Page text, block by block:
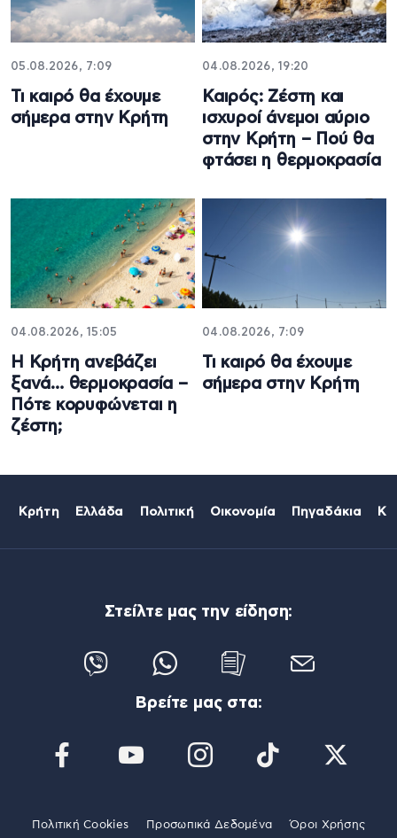
05.08.2026, 7:09
Τι καιρό θα έχουμε
σήμερα στην Κρήτη
04.08.2026, 19:20
Καιρός: Ζέστη και
ισχυροί άνεμοι αύριο
στην Κρήτη – Πού θα
φτάσει η θερμοκρασία
04.08.2026, 15:05
Η Κρήτη ανεβάζει
ξανά… θερμοκρασία –
Πότε κορυφώνεται η
ζέστη;
04.08.2026, 7:09
Τι καιρό θα έχουμε
σήμερα στην Κρήτη
Κρήτη Ελλάδα Πολιτική Οικονομία Πηγαδάκια
Στείλτε μας την είδηση:
Βρείτε μας στα:
Πολιτική Cookies Προσωπικά Δεδομένα Όροι Χρήσης